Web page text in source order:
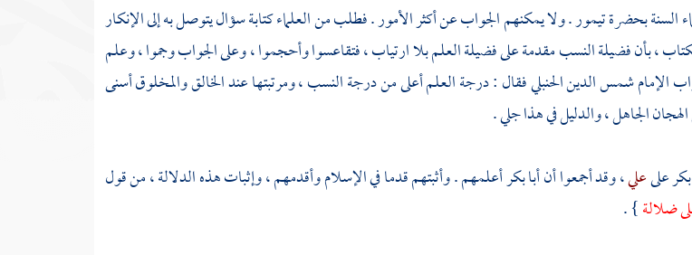
السنة بحضرةتيمور. ولا يمكنهم الجواب عن أكثر الأمور . فطلب من العلماء كتابة سؤال يتوصل به إلى الإنكار
، بأن فضيلة النسب مقدمة على فضيلة العلم بلا ارتياب ، فتقاعسوا وأحجموا ، وعلى الجواب وجموا ، وعلم
الإمامشمس الدين الحنبليفقال : درجة العلم أعلى من درجة النسب ، ومرتبتها عند الخالق والمخلوق أسنى
الجاهل ، والدليل في هذا جلي .
علىعلي، وقد أجمعوا أنأبا بكرأعلمهم . وأثبتهم قدما في الإسلام وأقدمهم ، وإثبات هذه الدلالة ، من قول
ضلالة} .